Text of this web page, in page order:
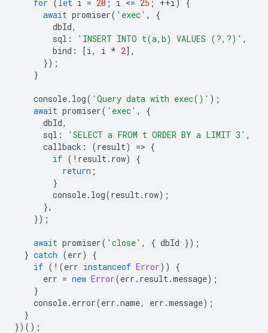
for ( let i = 20 ; i <= 25 ; ++i )
{
await promiser( 'exec' ,
{
dbId,
sql : 'INSERT INTO t(a,b) VALUES (?,?)' ,
bind : [i, i * 2],
});
}
console. log( 'Query data with exec()' );
await promiser( 'exec' ,
{
dbId,
sql : 'SELECT a FROM t ORDER BY a LIMIT 3' ,
callback : (result) => {
if ( ! result. row)
{
return ;
}
console. log(result. row);
},
});
await promiser( 'close' , { dbId });
} catch (err)
{
if ( ! (err instanceof Error))
{
err = new Error(err . result.message);
}
console. error(err .name, err .message);
}
})();